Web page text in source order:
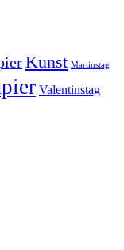
Kunst Martinstag
Valentinstag